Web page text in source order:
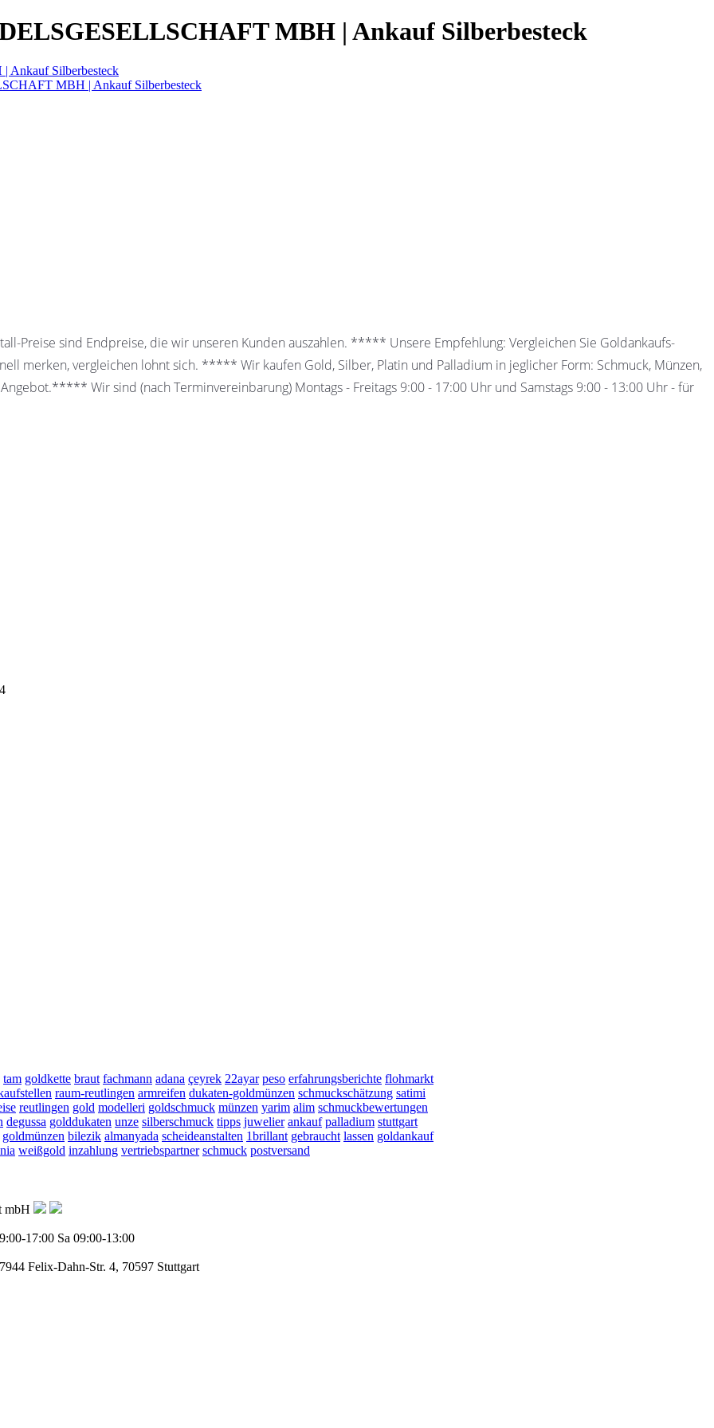
MBH | Ankauf Silberbesteck
Silberbesteck
MBH | Ankauf Silberbesteck
Preise sind Endpreise, die wir unseren Kunden auszahlen. ***** Unsere Empfehlung: Vergleichen Sie Goldankaufs-
merken, vergleichen lohnt sich. ***** Wir kaufen Gold, Silber, Platin und Palladium in jeglicher Form: Schmuck, Münzen,
Wir sind (nach Terminvereinbarung) Montags - Freitags 9:00 - 17:00 Uhr und Samstags 9:00 - 13:00 Uhr - für
tam goldkette braut fachmann adana çeyrek 22ayar peso erfahrungsberichte flohmarkt
raum-reutlingen armreifen dukaten-goldmünzen schmuckschätzung satimi
reutlingen gold modelleri goldschmuck münzen yarim alim schmuckbewertungen
degussa golddukaten unze silberschmuck tipps juwelier ankauf palladium stuttgart
goldmünzen bilezik almanyada scheideanstalten 1brillant gebraucht lassen goldankauf
weißgold inzahlung vertriebspartner schmuck postversand
mbH
17:00 Sa 09:00-13:00
Felix-Dahn-Str. 4, 70597 Stuttgart